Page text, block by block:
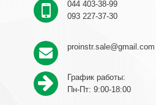
044 403-38-99
093 227-37-30
proinstr.sale@gmail.com
График работы:
Пн-Пт: 9:00-18:00